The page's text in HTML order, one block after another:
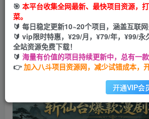
您当前未登录！建议登陆后
🎯 本平台收集全网最新、最快项目资源，
菜。
🔰 每日稳定更新10~20个项目，涵盖互联
🔰 vip限时特惠，¥29/月，¥79/年，¥99/永
全站资源免费下载！
🔰 海量有价值的项目持续更新中，总有一
👉加入八斗项目资源网，减少试错成本，
开通VIP会